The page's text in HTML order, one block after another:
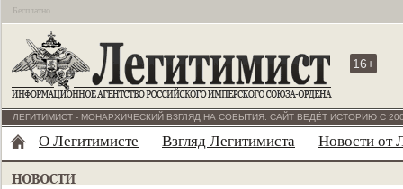
Бесплатно
16+
ЛЕГИТИМИСТ - МОНАРХИЧЕСКИЙ ВЗГЛЯД НА СОБЫТИЯ. САЙТ ВЕДЁТ ИСТОРИЮ С
О Легитимисте Взгляд Легитимиста Новости от